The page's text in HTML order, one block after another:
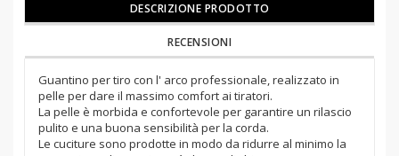
DESCRIZIONE PRODOTTO
RECENSIONI
Guantino per tiro con l' arco professionale, realizzato in
pelle per dare il massimo comfort ai tiratori.
La pelle è morbida e confortevole per garantire un rilascio
pulito e una buona sensibilità per la corda.
Le cuciture sono prodotte in modo da ridurre al minimo la